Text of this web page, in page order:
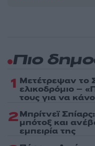
Πιο
1 Μετέτρεψαν το
ελικοδρόμιο –
τους για να
2Μπρίτνεϊ
μπότοξ και
εμπειρία της